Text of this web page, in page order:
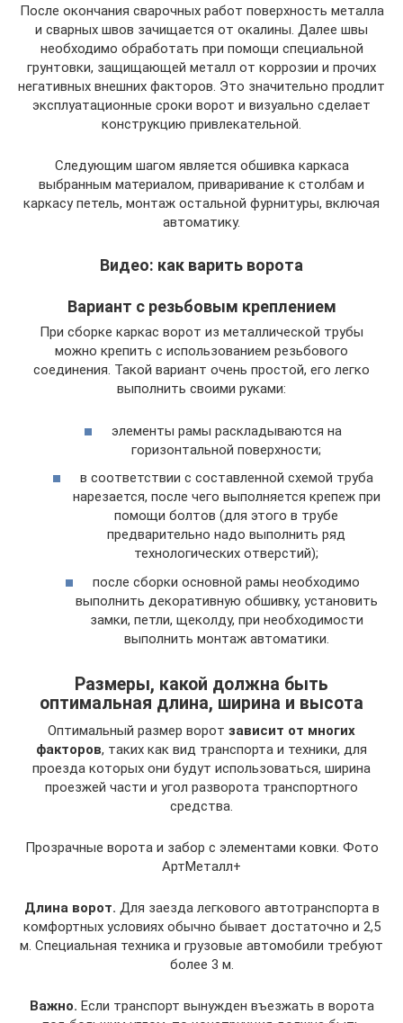
После окончания сварочных работ поверхность металла
и сварных швов зачищается от окалины. Далее швы
необходимо обработать при помощи специальной
грунтовки, защищающей металл от коррозии и прочих
негативных внешних факторов. Это значительно продлит
эксплуатационные сроки ворот и визуально сделает
конструкцию привлекательной.
Следующим шагом является обшивка каркаса
выбранным материалом, приваривание к столбам и
каркасу петель, монтаж остальной фурнитуры, включая
автоматику.
Видео: как варить ворота
Вариант с резьбовым креплением
При сборке каркас ворот из металлической трубы
можно крепить с использованием резьбового
соединения. Такой вариант очень простой, его легко
выполнить своими руками:
элементы рамы раскладываются на
горизонтальной поверхности;
в соответствии с составленной схемой труба
нарезается, после чего выполняется крепеж при
помощи болтов (для этого в трубе
предварительно надо выполнить ряд
технологических отверстий);
после сборки основной рамы необходимо
выполнить декоративную обшивку, установить
замки, петли, щеколду, при необходимости
выполнить монтаж автоматики.
Размеры, какой должна быть
оптимальная длина, ширина и высота
Оптимальный размер ворот зависит от многих
факторов, таких как вид транспорта и техники, для
проезда которых они будут использоваться, ширина
проезжей части и угол разворота транспортного
средства.
Прозрачные ворота и забор с элементами ковки. Фото
АртМеталл+
Длина ворот. Для заезда легкового автотранспорта в
комфортных условиях обычно бывает достаточно и 2,5
м. Специальная техника и грузовые автомобили требуют
более 3 м.
Важно. Если транспорт вынужден въезжать в ворота